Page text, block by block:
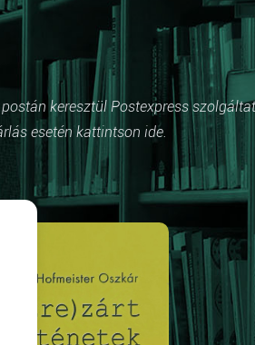
keresztül Postexpress
esetén kattintson ide.